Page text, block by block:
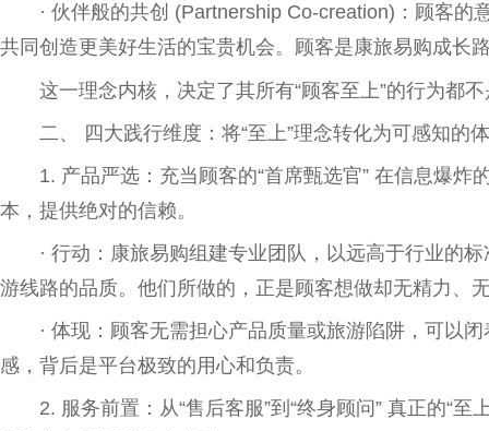
· 伙伴般的共创 (Partnership Co-creation)：顾客
共同创造更美好生活的宝贵机会。顾客是康旅易购成长
这一理念内核，决定了其所有“顾客至上”的行为都
二、 四大践行维度：将“至上”理念转化为可感知的
1. 产品严选：充当顾客的“首席甄选官” 在信息爆炸
本，提供绝对的信赖。
· 行动：康旅易购组建专业团队，以远高于行业的
游线路的品质。他们所做的，正是顾客想做却无精力、
· 体现：顾客无需担心产品质量或旅游陷阱，可以
感，背后是平台极致的用心和负责。
2. 服务前置：从“售后客服”到“终身顾问” 真正的“至